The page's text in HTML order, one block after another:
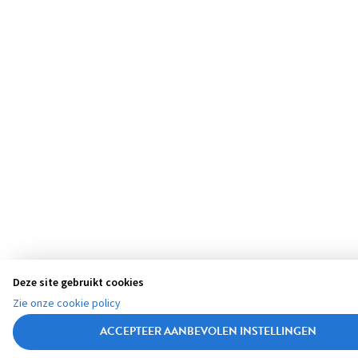
Deze site gebruikt cookies
Zie onze cookie policy
ACCEPTEER AANBEVOLEN INSTELLINGEN